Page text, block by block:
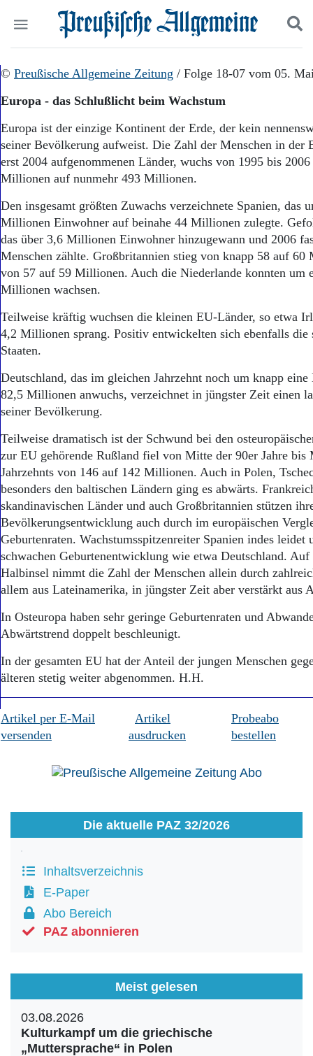
Aktuelle Ausgabe
Abonnenten-Login
Archiv
Mediadaten
Politik
Wirtschaft
Gesellschaft
Leben
Geschichte
Ostpreußen
Berlin-Brandenburg
Schlesien
Danzig und Westpreußen
Bücher
Impressum
Datenschutz
Suchen und finden
© Preußische Allgemeine Zeitung / Folge 18-07 vom 05.
Europa - das Schlußlicht beim Wachstum
Europa ist der einzige Kontinent der Erde, der kein
seiner Bevölkerung aufweist. Die Zahl der Menschen in der
erst 2004 aufgenommenen Länder, wuchs von 1995 bis
Millionen auf nunmehr 493 Millionen.
Den insgesamt größten Zuwachs verzeichnete Spanien, das
Millionen Einwohner auf beinahe 44 Millionen zulegte.
das über 3,6 Millionen Einwohner hinzugewann und 2006
Menschen zählte. Großbritannien stieg von knapp 58 auf
von 57 auf 59 Millionen. Auch die Niederlande konnten um
Millionen wachsen.
Teilweise kräftig wuchsen die kleinen EU-Länder, so etwa
4,2 Millionen sprang. Positiv entwickelten sich ebenfalls die
Staaten.
Deutschland, das im gleichen Jahrzehnt noch um knapp
82,5 Millionen anwuchs, verzeichnet in jüngster Zeit einen
seiner Bevölkerung.
Teilweise dramatisch ist der Schwund bei den
zur EU gehörende Rußland fiel von Mitte der 90er Jahre bis
Jahrzehnts von 146 auf 142 Millionen. Auch in Polen,
besonders den baltischen Ländern ging es abwärts.
skandinavischen Länder und auch Großbritannien stützen
Bevölkerungsentwicklung auch durch im europäischen
Geburtenraten. Wachstumsspitzenreiter Spanien indes leidet
schwachen Geburtenentwicklung wie etwa Deutschland. Auf
Halbinsel nimmt die Zahl der Menschen allein durch
allem aus Lateinamerika, in jüngster Zeit aber verstärkt aus
In Osteuropa haben sehr geringe Geburtenraten und
Abwärtstrend doppelt beschleunigt.
In der gesamten EU hat der Anteil der jungen Menschen
älteren stetig weiter abgenommen. H.H.
Artikel per E-Mail
versenden
Artikel
ausdrucken
Probeabo
bestellen
Die aktuelle PAZ 32/2026
Inhaltsverzeichnis
E-Paper
Abo Bereich
PAZ abonnieren
Meist gelesen
03.08.2026
Kulturkampf um die griechische
„Muttersprache“ in Polen